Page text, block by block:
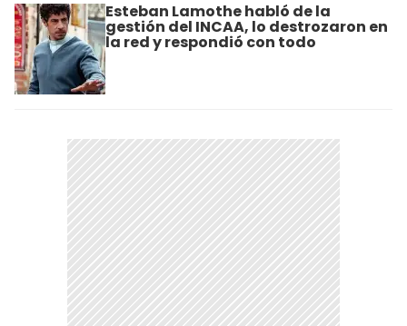
Esteban Lamothe habló de la
gestión del INCAA, lo destrozaron en
la red y respondió con todo